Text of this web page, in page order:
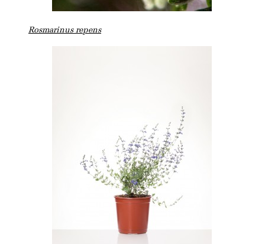
Rosmarinus repens